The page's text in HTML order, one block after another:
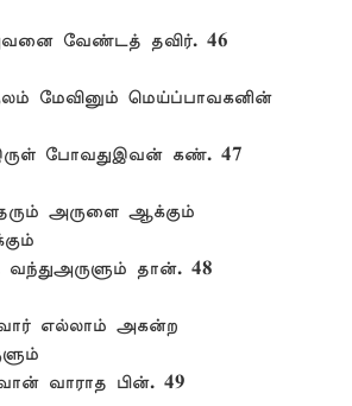
வேண்டத் தவிர். 46
மேவினும் மெய்ப்பாவகனின்
போவதுஇவன் கண். 47
அருளை ஆக்கும்
வந்துஅருளும் தான். 48
எல்லாம் அகன்ற
வாராத பின். 49